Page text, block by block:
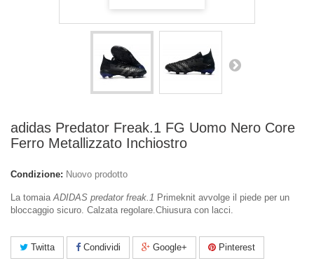
adidas Predator Freak.1 FG Uomo Nero Core
Ferro Metallizzato Inchiostro
Condizione: Nuovo prodotto
La tomaiaADIDAS predator freak.1 Primeknit avvolge il piede per un
bloccaggio sicuro. Calzata regolare.Chiusura con lacci.
Twitta Condividi Google+ Pinterest